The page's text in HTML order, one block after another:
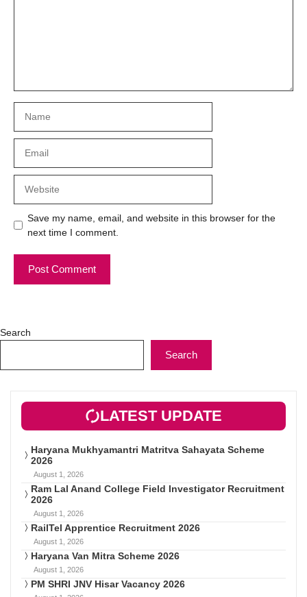
Save my name, email, and website in this browser for the
next time I comment.
Search
Search
LATEST UPDATE
Haryana Mukhyamantri Matritva Sahayata Scheme
2026
August 1, 2026
Ram Lal Anand College Field Investigator Recruitment
2026
August 1, 2026
RailTel Apprentice Recruitment 2026
August 1, 2026
Haryana Van Mitra Scheme 2026
August 1, 2026
PM SHRI JNV Hisar Vacancy 2026